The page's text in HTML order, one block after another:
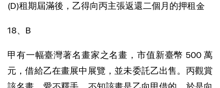
(D)租期屆滿後，乙得向丙主張返還二個月的押租金
18、B
甲有一幅臺灣著名畫家之名畫，市值新臺幣 500 萬
元，借給乙在畫展中展覽，並未委託乙出售。丙觀賞